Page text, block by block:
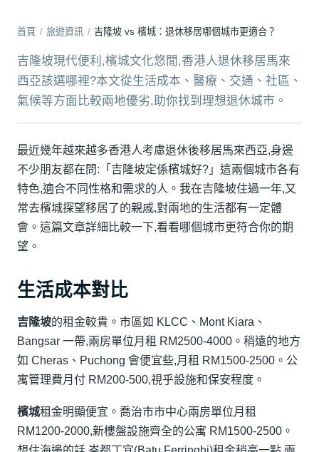
首頁 / 旅遊資訊 / 吉隆坡 vs 檳城：退休移居哪個城市更適合？
吉隆坡現代便利,檳城文化悠閒,香港人退休移居馬來
西亞該選哪裡?本文從生活成本、醫療、交通、社區、
氣候等方面比較兩地優劣,助你找到理想退休城市。
最近幾年越來越多香港人考慮退休後移居馬來西亞,身邊
不少朋友都在問:「吉隆坡定係檳城好?」這兩個城市各有
特色,適合不同性格和需求的人。我在吉隆坡住過一年,又
常去檳城探望移居了的親戚,對兩地的生活都有一定體
會。這篇文章詳細比較一下,看看哪個城市更符合你的期
望。
生活成本對比
吉隆坡的租金較貴。市區如 KLCC、Mont Kiara、
Bangsar 一帶,兩房單位月租 RM2500-4000。稍遠的地方
如 Cheras、Puchong 會便宜些,月租 RM1500-2500。公
寓管理費月付 RM200-500,視乎設施和保安程度。
檳城租金明顯便宜。喬治市市中心兩房單位月租
RM1200-2000,新樓盤設施齊全的公寓 RM1500-2500。